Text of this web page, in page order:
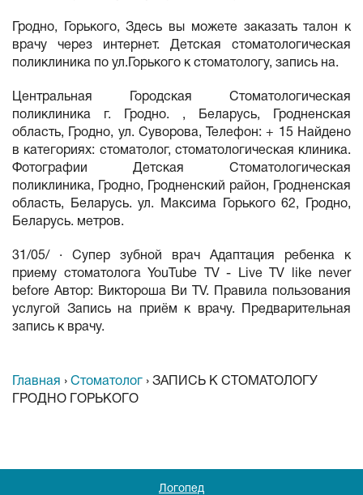
Гродно, Горького, Здесь вы можете заказать талон к
врачу через интернет. Детская стоматологическая
поликлиника по ул.Горького к стоматологу, запись на.
Центральная Городская Стоматологическая
поликлиника г. Гродно. , Беларусь, Гродненская
область, Гродно, ул. Суворова, Телефон: + 15 Найдено
в категориях: стоматолог, стоматологическая клиника.
Фотографии Детская Стоматологическая
поликлиника, Гродно, Гродненский район, Гродненская
область, Беларусь. ул. Максима Горького 62, Гродно,
Беларусь. метров.
31/05/ · Супер зубной врач Адаптация ребенка к
приему стоматолога YouTube TV - Live TV like never
before Автор: Виктороша Ви TV. Правила пользования
услугой Запись на приём к врачу. Предварительная
запись к врачу.
Главная › Стоматолог › ЗАПИСЬ К СТОМАТОЛОГУ
ГРОДНО ГОРЬКОГО
Логопед